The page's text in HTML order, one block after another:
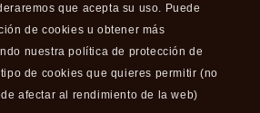
que acepta su uso. Puede
de cookies u obtener más
nuestra política de protección de
de cookies que quieres permitir (no
afectar al rendimiento de la web)